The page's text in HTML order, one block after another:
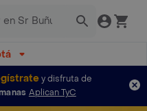
y disfruta de
Aplican TyC